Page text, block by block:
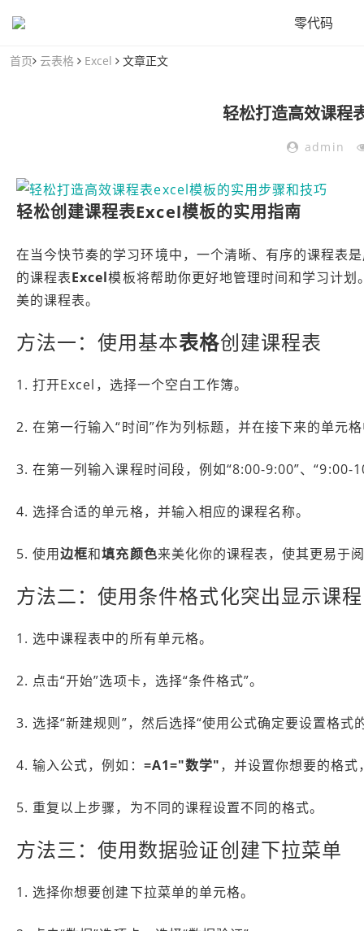
零代码
首页 云表格 Excel 文章正文
轻松打造高效课程
admin
轻松创建课程表Excel模板的实用指南
在当今快节奏的学习环境中，一个清晰、有序的课程表
的课程表Excel模板将帮助你更好地管理时间和学习计
美的课程表。
方法一：使用基本表格创建课程表
1. 打开Excel，选择一个空白工作簿。
2. 在第一行输入“时间”作为列标题，并在接下来的单元
3. 在第一列输入课程时间段，例如“8:00-9:00”、“9:00-
4. 选择合适的单元格，并输入相应的课程名称。
5. 使用边框和填充颜色来美化你的课程表，使其更易于
方法二：使用条件格式化突出显示课程
1. 选中课程表中的所有单元格。
2. 点击“开始”选项卡，选择“条件格式”。
3. 选择“新建规则”，然后选择“使用公式确定要设置格式
4. 输入公式，例如： =A1="数学"，并设置你想要的格
5. 重复以上步骤，为不同的课程设置不同的格式。
方法三：使用数据验证创建下拉菜单
1. 选择你想要创建下拉菜单的单元格。